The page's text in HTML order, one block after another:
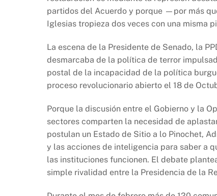
o
k
p
k
partidos del Acuerdo y porque —por más
Iglesias tropieza dos veces con una misma
La escena de la Presidente de Senado, la
desmarcaba de la política de terror
postal de la incapacidad de la política
proceso revolucionario abierto el 18 de
Porque la discusión entre el Gobierno y la
sectores comparten la necesidad de
postulan un Estado de Sitio a lo Pinochet,
y las acciones de inteligencia para saber a
las instituciones funcionen. El debate
simple rivalidad entre la Presidencia de la